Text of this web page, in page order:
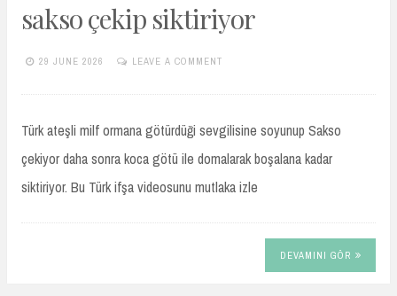
sakso çekip siktiriyor
29 JUNE 2026
LEAVE A COMMENT
Türk ateşli milf ormana götürdüği sevgilisine soyunup Sakso
çekiyor daha sonra koca götü ile domalarak boşalana kadar
siktiriyor. Bu Türk ifşa videosunu mutlaka izle
DEVAMINI GÖR